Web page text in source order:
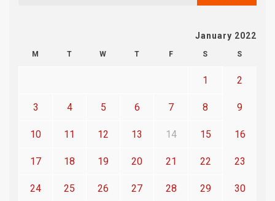
January 2022
M T W T F S S
1 2
3 4 5 6 7 8 9
10 11 12 13 14 15 16
17 18 19 20 21 22 23
24 25 26 27 28 29 30